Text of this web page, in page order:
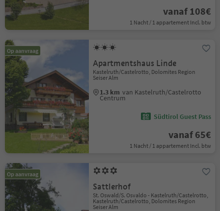
vanaf 108€
1 Nacht / 1 appartement Incl. btw
Op aanvraag
Apartmentshaus Linde
Kastelruth/Castelrotto, Dolomites Region
Seiser Alm
1.3 km van Kastelruth/Castelrotto
Centrum
Südtirol Guest Pass
vanaf 65€
1 Nacht / 1 appartement Incl. btw
Op aanvraag
Sattlerhof
St. Oswald/S. Osvaldo - Kastelruth/Castelrotto,
Kastelruth/Castelrotto, Dolomites Region
Seiser Alm